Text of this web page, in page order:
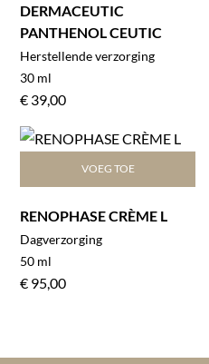
DERMACEUTIC
PANTHENOL CEUTIC
Herstellende verzorging
30 ml
€ 39,00
VOEG TOE
RENOPHASE CRÈME L
Dagverzorging
50 ml
€ 95,00